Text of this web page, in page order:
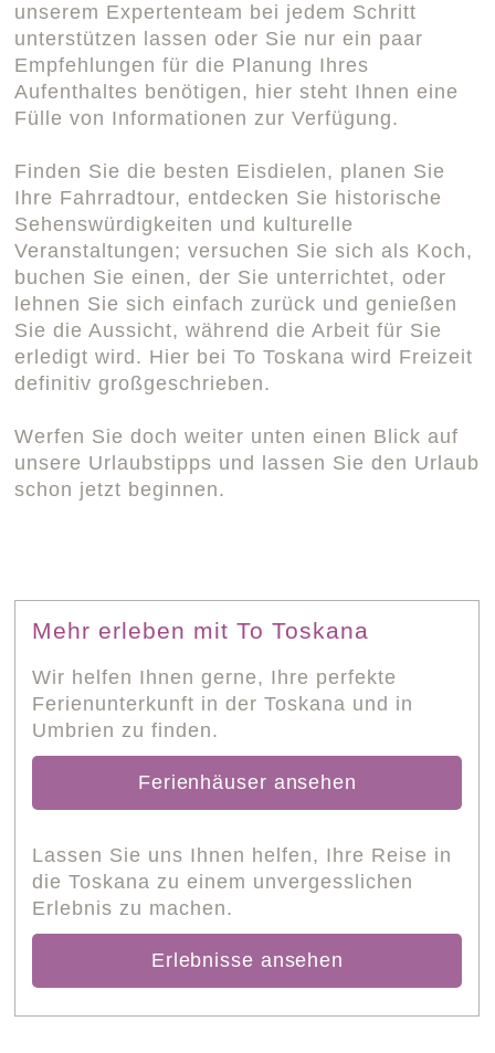
unserem Expertenteam bei jedem Schritt
unterstützen lassen oder Sie nur ein paar
Empfehlungen für die Planung Ihres
Aufenthaltes benötigen, hier steht Ihnen eine
Fülle von Informationen zur Verfügung.
Finden Sie die besten Eisdielen, planen Sie
Ihre Fahrradtour, entdecken Sie historische
Sehenswürdigkeiten und kulturelle
Veranstaltungen; versuchen Sie sich als Koch,
buchen Sie einen, der Sie unterrichtet, oder
lehnen Sie sich einfach zurück und genießen
Sie die Aussicht, während die Arbeit für Sie
erledigt wird. Hier bei To Toskana wird Freizeit
definitiv großgeschrieben.
Werfen Sie doch weiter unten einen Blick auf
unsere Urlaubstipps und lassen Sie den Urlaub
schon jetzt beginnen.
Mehr erleben mit To Toskana
Wir helfen Ihnen gerne, Ihre perfekte
Ferienunterkunft in der Toskana und in
Umbrien zu finden.
Ferienhäuser ansehen
Lassen Sie uns Ihnen helfen, Ihre Reise in
die Toskana zu einem unvergesslichen
Erlebnis zu machen.
Erlebnisse ansehen